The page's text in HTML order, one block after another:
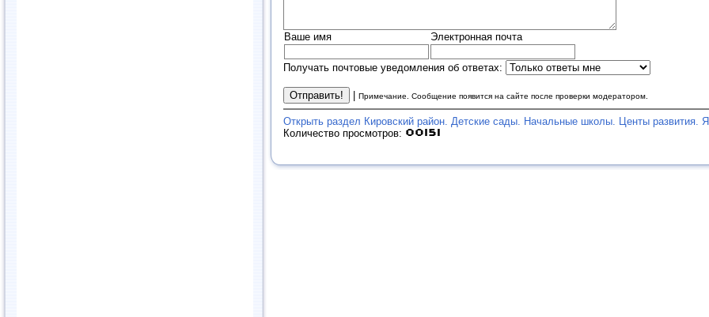
Ваше имя Электронная почта
Получать почтовые уведомления об ответах:
Примечание. Сообщение появится на сайте после проверки модератором.
Открыть раздел Кировский район. Детские сады. Начальные школы. Центы развития.
Количество просмотров: